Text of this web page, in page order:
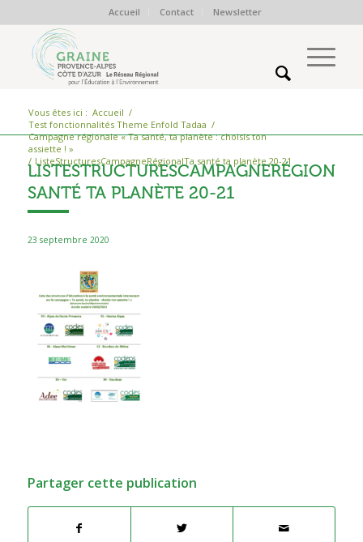
Accueil Contact Newsletter
Vous êtes ici : Accueil /
Test fonctionnalités Theme Enfold Tadaa /
Campagne régionale « Ta santé, ta planète : choisis ton
assiette ! »
/ ListeStructuresCampagneRégionalTa santé ta planète 20-21
SANTÉ TA PLANÈTE 20-21
23 septembre 2020
Partager cette publication